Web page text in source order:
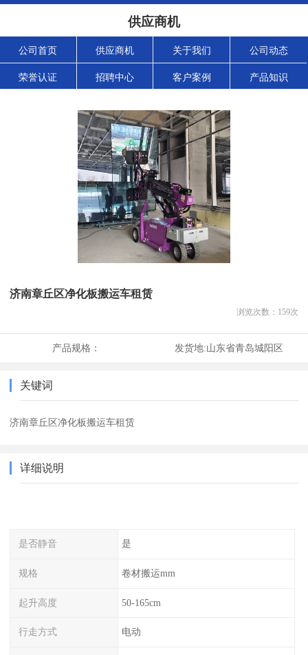
供应商机
公司首页 供应商机 关于我们 公司动态
荣誉认证 招聘中心 客户案例 产品知识
济南章丘区净化板搬运车租赁
浏览次数： 159次
产品规格： 发货地:山东省青岛城阳区
关键词
济南章丘区净化板搬运车租赁
详细说明
是否静音 是
规格 卷材搬运mm
起升高度 50-165cm
行走方式 电动